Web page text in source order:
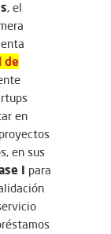
, el
de
en
en sus
I para